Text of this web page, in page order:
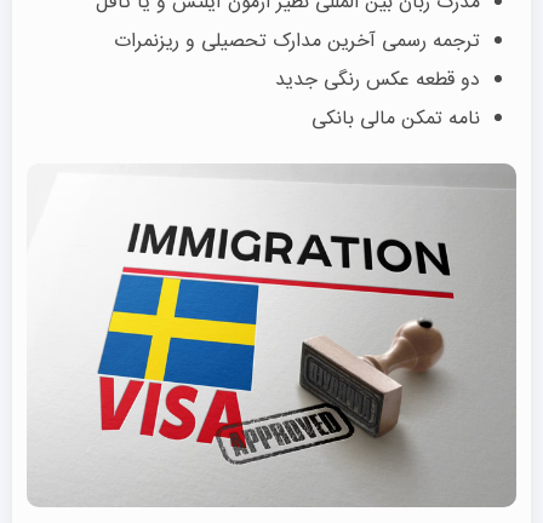
ترجمه رسمی آخرین مدارک تحصیلی و ریزنمرات
دو قطعه عکس رنگی جدید
نامه تمکن مالی بانکی